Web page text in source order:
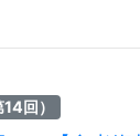
14回）